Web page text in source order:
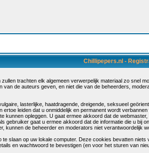
Chillipepers.nl -
trachten elk algemeen verwerpelijk materiaal zo snel
van de auteurs geven, en niet die van de beheerders,
lasterlijke, haatdragende, dreigende, seksueel
leiden dat u onmiddelijk en permanent wordt
kunnen opleggen. U gaat ermee akkoord dat de
gebruiker gaat u ermee akkoord dat de informatie die u
kunnen de beheerder en moderators niet verantwoordelijk
slaan op uw lokale computer. Deze cookies bevatten
en wachtwoord te bevestigen (en voor het sturen van